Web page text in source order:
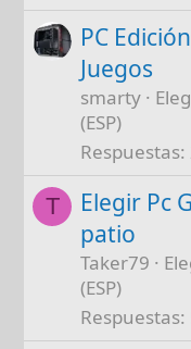
PC
Juegos
smarty
(ESP)
Respuestas
T
Elegir Pc
patio
Taker79
(ESP)
Respuestas